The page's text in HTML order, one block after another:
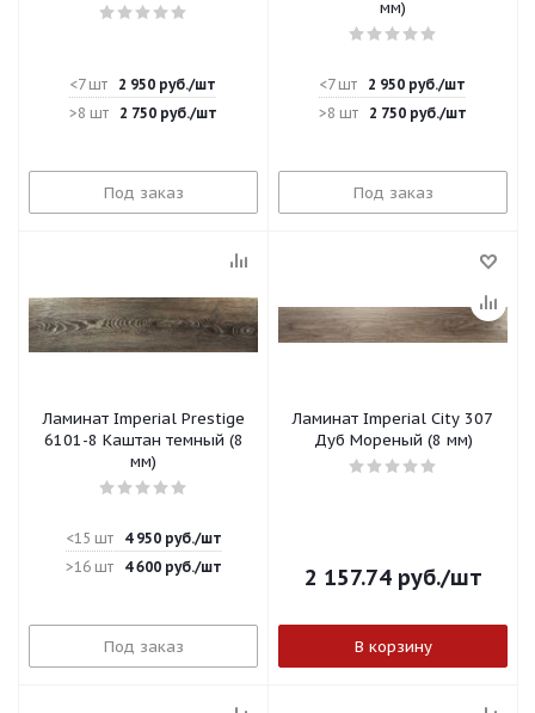
<7 шт 2 950 руб./шт
>8 шт
2 750 руб./шт
Под заказ
мм)
<7 шт 2 950 руб./шт
>8 шт
2 750 руб./шт
Под заказ
Ламинат Imperial Prestige
6101-8 Каштан темный (8
мм)
<15 шт 4 950руб./шт
>16 шт
4 600руб./шт
Под заказ
Ламинат Imperial City 307
Дуб Мореный (8 мм)
2 157.74руб./шт
В корзину